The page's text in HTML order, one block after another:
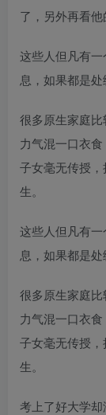
了，另外再看他
这些人但凡有
息，如果都是处
很多原生家庭
力气混一口衣
子女毫无传授
生。
这些人但凡有
息，如果都是处
很多原生家庭
力气混一口衣
子女毫无传授
生。
考上了好大学